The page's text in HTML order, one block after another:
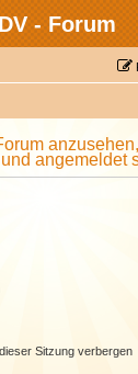
- Forum
angemeldet
Sitzung verbergen